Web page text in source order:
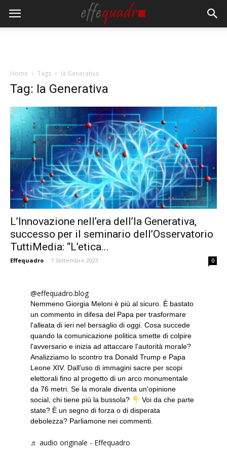
Home Tags Ia Generativa
Tag: Ia Generativa
L’Innovazione nell’era dell’Ia Generativa,
successo per il seminario dell’Osservatorio
TuttiMedia: “L’etica...
Effequadro - 7 Settembre 2023 0
@effequadro.blog
Nemmeno Giorgia Meloni è più al sicuro. È bastato
un commento in difesa del Papa per trasformare
l'alleata di ieri nel bersaglio di oggi. Cosa succede
quando la comunicazione politica smette di colpire
l'avversario e inizia ad attaccare l'autorità morale?
Analizziamo lo scontro tra Donald Trump e Papa
Leone XIV. Dall'uso di immagini sacre per scopi
elettorali fino al progetto di un arco monumentale
da 76 metri. Se la morale diventa un'opinione
social, chi tiene più la bussola?
Voi da che parte
state? È un segno di forza o di disperata
debolezza? Parliamone nei commenti.
♬ audio originale - Effequadro